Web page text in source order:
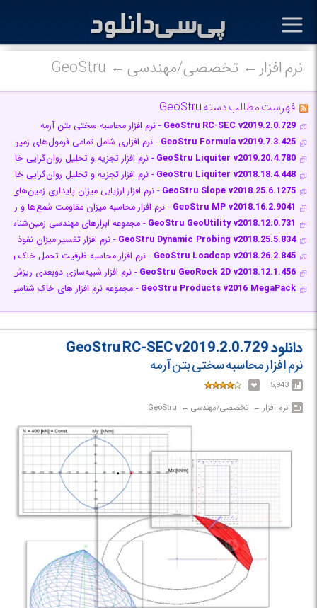
نرم افزار تخصصی/مهندسی GeoStru
فهرست مطالب دسته GeoStru
GeoStru RC-SEC v2019.2.0.729 - نرم افزار محاسبه سختی بتن آرمه
GeoStru Formula v2019.7.3.425 - نرم افزاری شامل تمامی فرمول‌های
GeoStru Liquiter v2019.20.4.780 - نرم افزار تجزیه و تحلیل روان‌گرایی خاک
GeoStru Liquiter v2018.18.4.448 - نرم افزار تجزیه و تحلیل روان‌گرایی خاک
GeoStru Slope v2018.25.6.1275 - نرم افزار ارزیابی میزان پایداری زمین‌های
GeoStru MP v2018.16.2.9041 - نرم افزار محاسبه میزان مقاومت شمع‌ها و
GeoStru GeoUtility v2018.12.0.731 - مجموعه ابزار‌های مهندسی زمین‌شناسی
GeoStru Dynamic Probing v2018.25.5.834 - نرم افزار تفسیر میزان نفوذ
GeoStru Loadcap v2018.26.2.845 - نرم افزار محاسبه ظرفیت تحمل خاک و
GeoStru GeoRock 2D v2018.12.1.456 - نرم افزار شبیه‌سازی دوبعدی ریزش
GeoStru Products v2016 MegaPack - مجموعه نرم افزار های خاک شناسی،
دانلود GeoStru RC-SEC v2019.2.0.729
نرم افزار محاسبه سختی بتن آرمه
5,943
نرم افزار‎ ← ‏ تخصصی/مهندسی‎ ← ‏ GeoStru